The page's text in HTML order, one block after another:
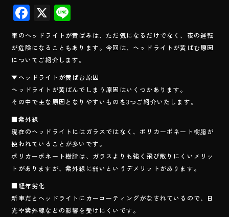
F
ac
e
b
o
ok
X
ne
車のヘッドライトが黄ばみは、ただ気になるだけでなく、夜の運転
が危険になることもあります。今回は、ヘッドライトが黄ばむ原因
についてご紹介します。
▼ヘッドライトが黄ばむ原因
ヘッドライトが黄ばんでしまう原因はいくつかあります。
その中で主な原因となりやすいものを3つご紹介いたします。
■紫外線
現在のヘッドライトにはガラスではなく、ポリカーボネート樹脂が
使われていることが多いです。
ポリカーボネート樹脂は、ガラスよりも強く飛び散りにくいメリッ
トがありますが、紫外線に弱いというデメリットがあります。
■経年劣化
新車だとヘッドライトにカーコーティングがなされているので、日
光や紫外線などの影響を受けにくいです。